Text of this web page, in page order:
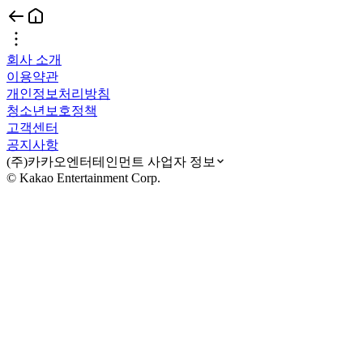
회사 소개
이용약관
개인정보처리방침
청소년보호정책
고객센터
공지사항
(주)카카오엔터테인먼트 사업자 정보
© Kakao Entertainment Corp.